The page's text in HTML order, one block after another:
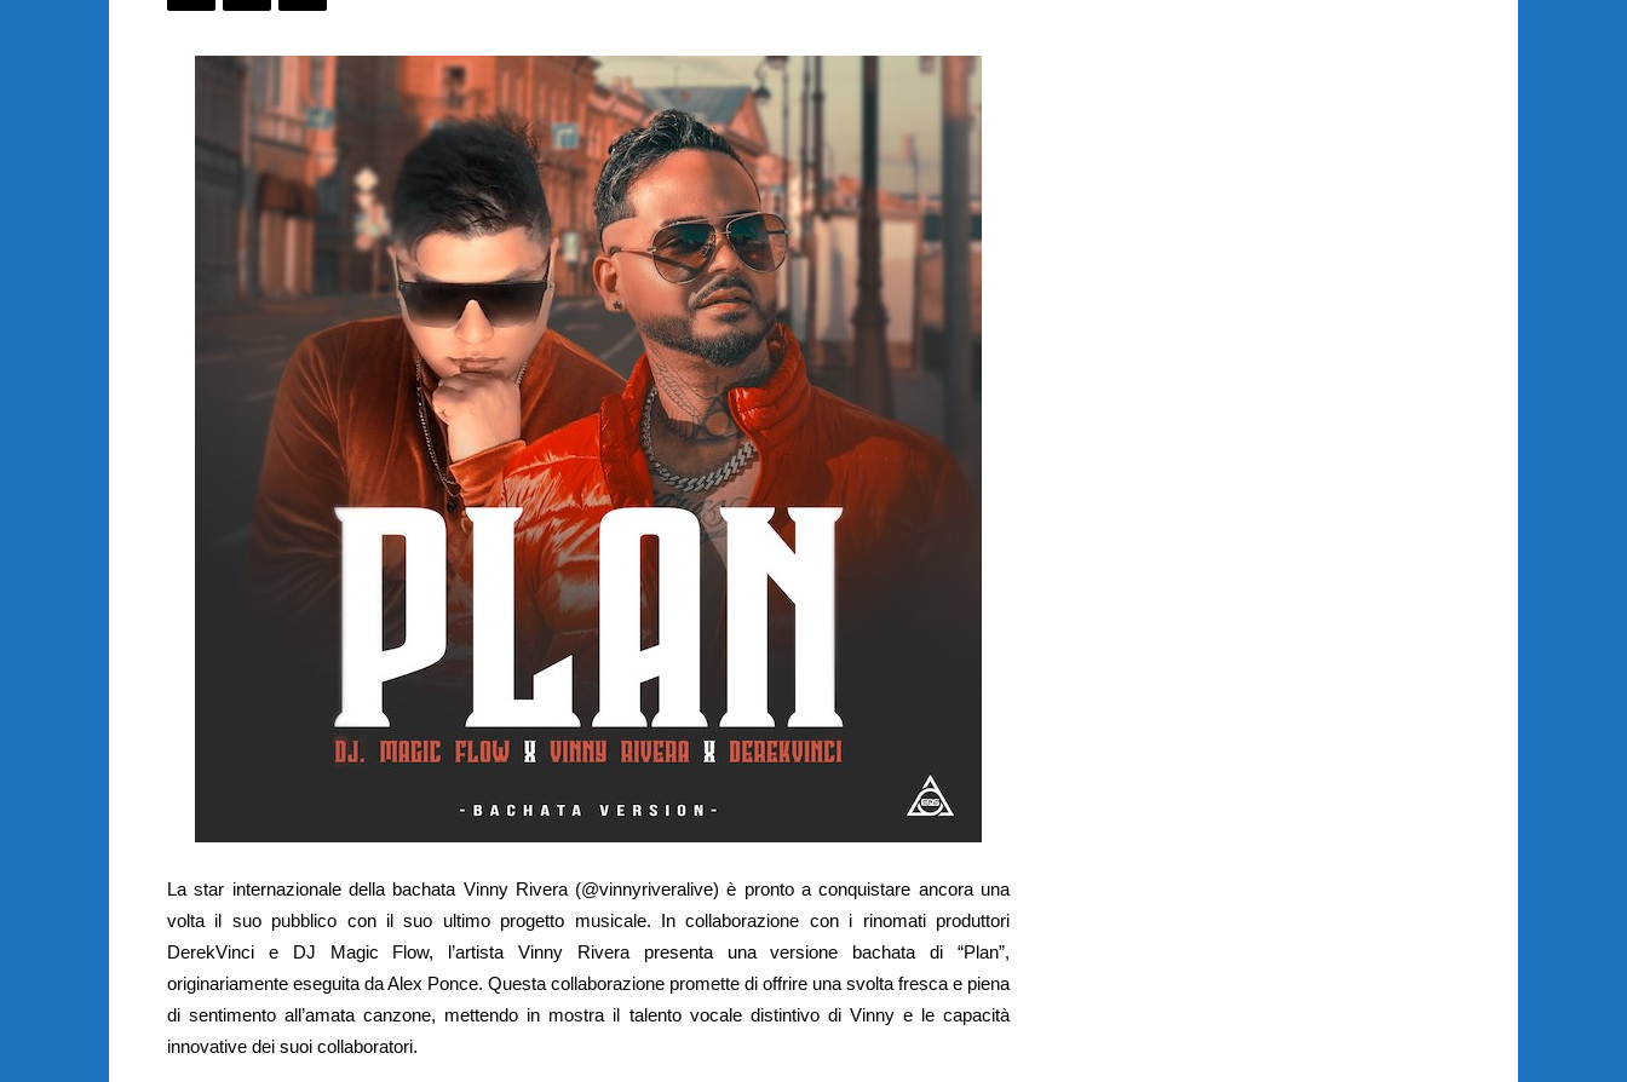
La star internazionale della bachata Vinny Rivera (@vinnyriveralive) è pronto a conquistare ancora una
volta il suo pubblico con il suo ultimo progetto musicale. In collaborazione con i rinomati produttori
DerekVinci e DJ Magic Flow, l’artista Vinny Rivera presenta una versione bachata di “Plan”,
originariamente eseguita da Alex Ponce. Questa collaborazione promette di offrire una svolta fresca e piena
di sentimento all’amata canzone, mettendo in mostra il talento vocale distintivo di Vinny e le capacità
innovative dei suoi collaboratori.